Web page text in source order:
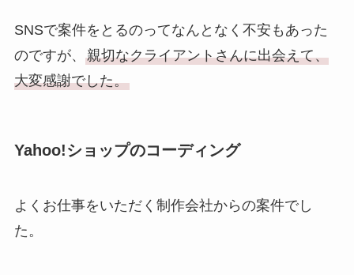
SNSで案件をとるのってなんとなく不安もあった
のですが、 親切なクライアントさんに出会えて、
大変感謝でした。
Yahoo!ショップのコーディング
よくお仕事をいただく制作会社からの案件でし
た。